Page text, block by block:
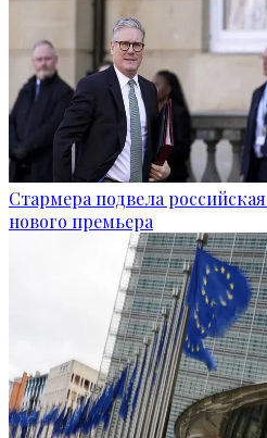
Стармера подвела
нового премьера